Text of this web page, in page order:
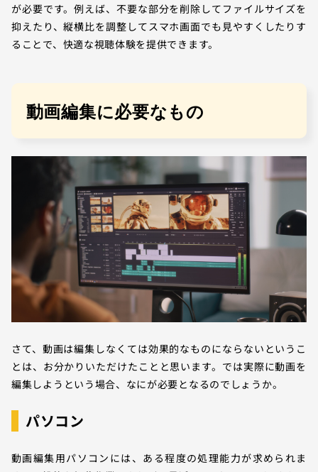
が必要です。例えば、不要な部分を削除してファイルサイズを
抑えたり、縦横比を調整してスマホ画面でも見やすくしたりす
ることで、快適な視聴体験を提供できます。
動画編集に必要なもの
さて、動画は編集しなくては効果的なものにならないというこ
とは、お分かりいただけたことと思います。では実際に動画を
編集しようという場合、なにが必要となるのでしょうか。
パソコン
動画編集用パソコンには、ある程度の処理能力が求められま